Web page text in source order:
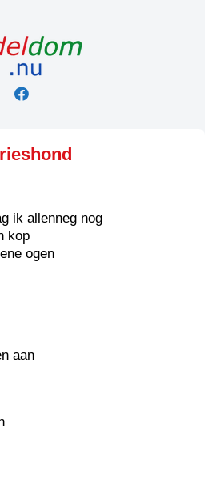
ik allenneg nog
kop
ogen
aan